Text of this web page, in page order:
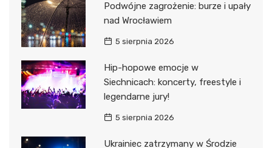
Podwójne zagrożenie: burze i upały
nad Wrocławiem
5 sierpnia 2026
Hip-hopowe emocje w
Siechnicach: koncerty, freestyle i
legendarne jury!
5 sierpnia 2026
Ukrainiec zatrzymany w Środzie